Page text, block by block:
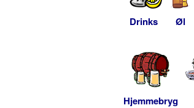
Drinks Øl
Hjemmebryg